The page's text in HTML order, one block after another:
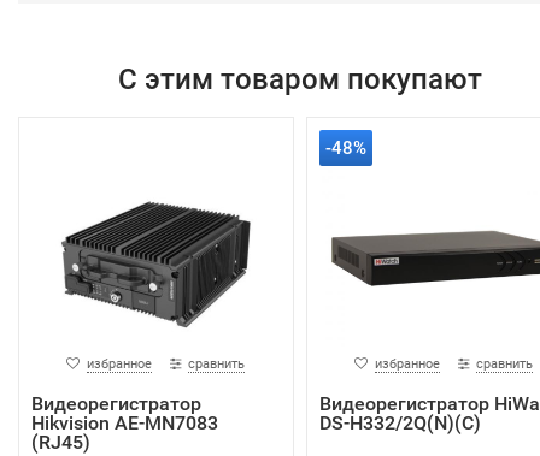
С этим товаром покупают
избранное сравнить
Видеорегистратор
Hikvision AE-MN7083
(RJ45)
-48%
избранное сравнить
Видеорегистратор
DS-H332/2Q(N)(C)